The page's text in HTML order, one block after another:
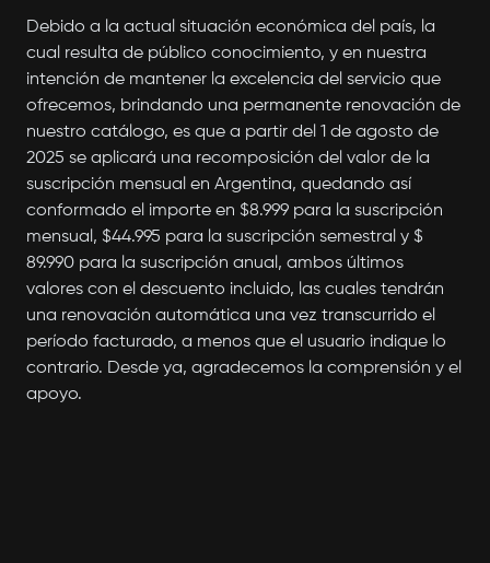
Debido a la actual situación económica del país, la
cual resulta de público conocimiento, y en nuestra
intención de mantener la excelencia del servicio que
ofrecemos, brindando una permanente renovación de
nuestro catálogo, es que a partir del 1 de agosto de
2025 se aplicará una recomposición del valor de la
suscripción mensual en Argentina, quedando así
conformado el importe en $8.999 para la suscripción
mensual, $44.995 para la suscripción semestral y $
89.990 para la suscripción anual, ambos últimos
valores con el descuento incluido, las cuales tendrán
una renovación automática una vez transcurrido el
período facturado, a menos que el usuario indique lo
contrario. Desde ya, agradecemos la comprensión y el
apoyo.